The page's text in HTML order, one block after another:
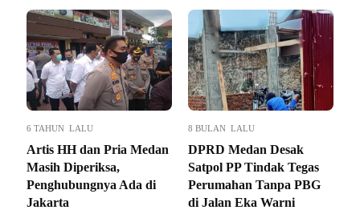
6 TAHUN LALU
Artis HH dan Pria Medan
Masih Diperiksa,
Penghubungnya Ada di
Jakarta
8 BULAN LALU
DPRD Medan Desak
Satpol PP Tindak Tegas
Perumahan Tanpa PBG
di Jalan Eka Warni